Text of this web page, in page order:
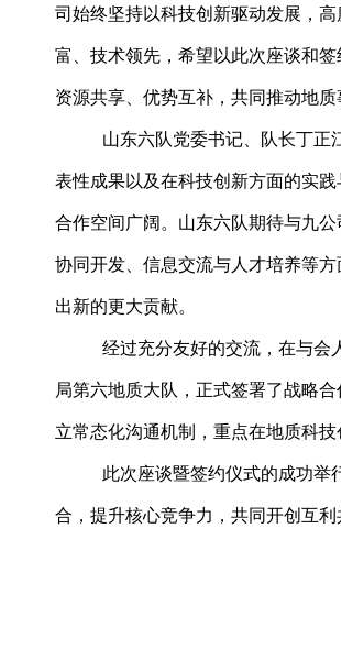
司始终坚持以科技创新驱动发展，
富、技术领先，希望以此次座谈和
资源共享、优势互补，共同推动地质
山东六队党委书记、队长丁
表性成果以及在科技创新方面的实
合作空间广阔。山东六队期待与九
协同开发、信息交流与人才培养等
出新的更大贡献。
经过充分友好的交流，在与会
局第六地质大队，正式签署了战略
立常态化沟通机制，重点在地质科
此次座谈暨签约仪式的成功
合，提升核心竞争力，共同开创互利